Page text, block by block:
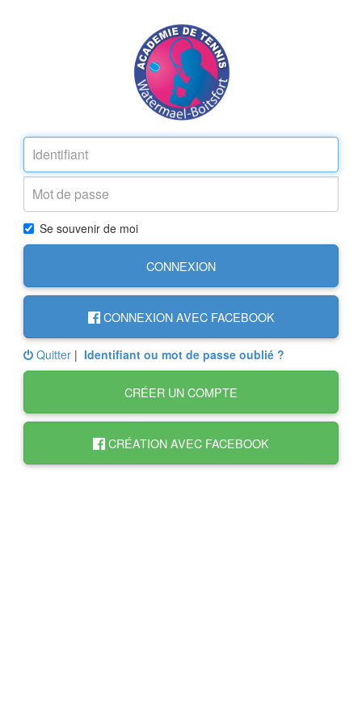
Se souvenir de moi
CONNEXION
CONNEXION AVEC FACEBOOK
Quitter | Identifiant ou mot de passe oublié ?
CRÉER UN COMPTE
CRÉATION AVEC FACEBOOK